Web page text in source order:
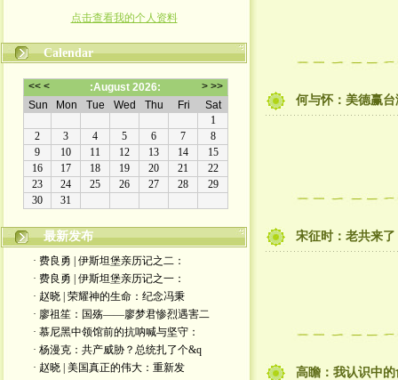
点击查看我的个人资料
Calendar
最新发布
· 费良勇 | 伊斯坦堡亲历记之二：
· 费良勇 | 伊斯坦堡亲历记之一：
· 赵晓 | 荣耀神的生命：纪念冯秉
· 廖祖笙：国殇——廖梦君惨烈遇害二
· 慕尼黑中领馆前的抗呐喊与坚守：
· 杨漫克：共产威胁？总统扎了个&q
· 赵晓 | 美国真正的伟大：重新发
何与怀：美德赢台
宋征时：老共来
高瞻：我认识中